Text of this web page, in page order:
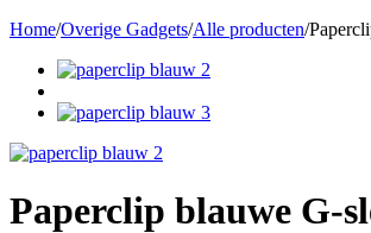
Home/Overige Gadgets/Alle producten/
Paperclip blauwe G-